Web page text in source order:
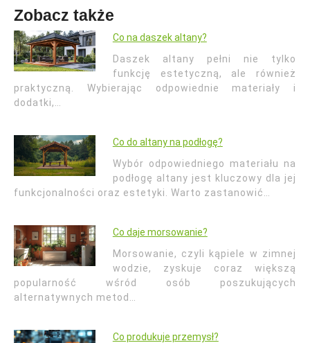
Zobacz także
Co na daszek altany?
Daszek altany pełni nie tylko
funkcję estetyczną, ale również
praktyczną. Wybierając odpowiednie materiały i
dodatki,…
Co do altany na podłogę?
Wybór odpowiedniego materiału na
podłogę altany jest kluczowy dla jej
funkcjonalności oraz estetyki. Warto zastanowić…
Co daje morsowanie?
Morsowanie, czyli kąpiele w zimnej
wodzie, zyskuje coraz większą
popularność wśród osób poszukujących
alternatywnych metod…
Co produkuje przemysł?